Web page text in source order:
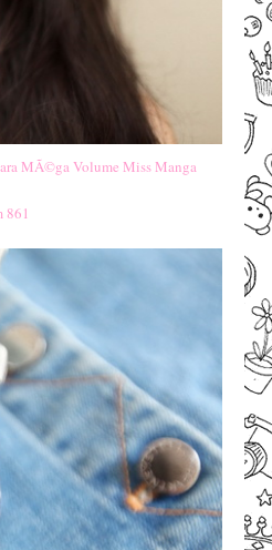
MÃ©ga Volume Miss Manga
861